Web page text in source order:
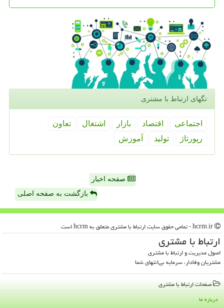
تگهای ارتباط با مشتری
اجتماعی اقتصاد بازار اشتغال
تعاون
رپورتاژ
تولید آموزش
صفحه اخبار
بازگشت به صفحه اصلی
ارتباط با مشتری
اصول مدیریت و ارتباط با مشتری
مشتریان وفادار، سرمایه بی‌انتهای شما
صفحات ارتباط با مشتری
درباره ما